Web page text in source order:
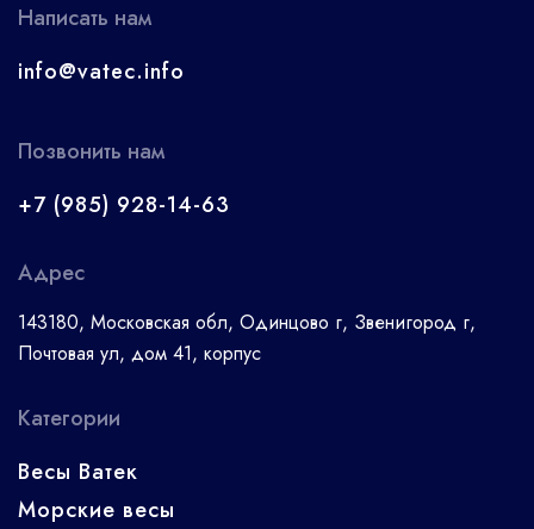
Написать нам
info@vatec.info
Позвонить нам
+7 (985) 928-14-63
Адрес
143180, Московская обл, Одинцово г, Звенигород г,
Почтовая ул, дом 41, корпус
Категории
Весы Ватек
Морские весы